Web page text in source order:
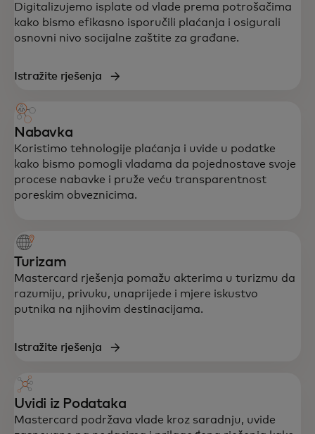
Digitalizujemo isplate od vlade prema potrošačima
kako bismo efikasno isporučili plaćanja i osigurali
osnovni nivo socijalne zaštite za građane.
Istražite rješenja
Nabavka
Koristimo tehnologije plaćanja i uvide u podatke
kako bismo pomogli vladama da pojednostave svoje
procese nabavke i pruže veću transparentnost
poreskim obveznicima.
Turizam
Mastercard rješenja pomažu akterima u turizmu da
razumiju, privuku, unaprijede i mjere iskustvo
putnika na njihovim destinacijama.
Istražite rješenja
Uvidi iz Podataka
Mastercard podržava vlade kroz saradnju, uvide